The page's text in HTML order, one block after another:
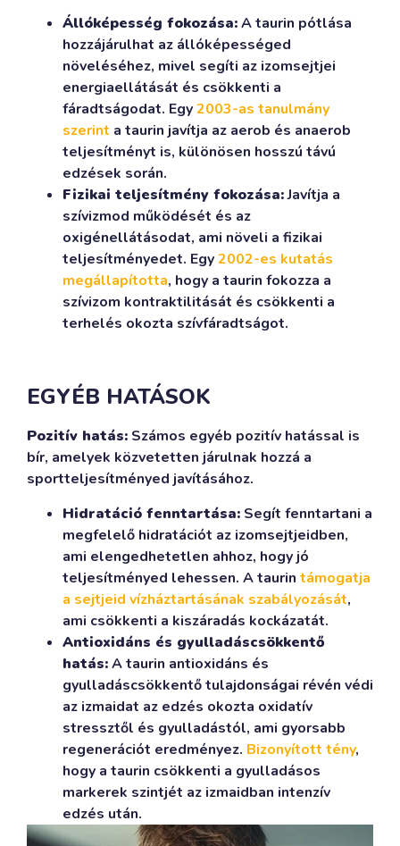
Állóképesség fokozása:A taurin pótlása
hozzájárulhat az állóképességed
növeléséhez, mivel segíti az izomsejtjei
energiaellátását és csökkenti a
fáradtságodat. Egy2003-as tanulmány
szerint a taurin javítja az aerob és anaerob
teljesítményt is, különösen hosszú távú
edzések során.
Fizikai teljesítmény fokozása:Javítja a
szívizmod működését és az
oxigénellátásodat, ami növeli a fizikai
teljesítményedet. Egy2002-es kutatás
megállapította, hogy a taurin fokozza a
szívizom kontraktilitását és csökkenti a
terhelés okozta szívfáradtságot.
EGYÉB HATÁSOK
Pozitív hatás: Számos egyéb pozitív hatással is
bír, amelyek közvetetten járulnak hozzá a
sportteljesítményed javításához.
Hidratáció fenntartása: Segít fenntartani a
megfelelő hidratációt az izomsejtjeidben,
ami elengedhetetlen ahhoz, hogy jó
teljesítményed lehessen. A taurin támogatja
a sejtjeid vízháztartásának szabályozását,
ami csökkenti a kiszáradás kockázatát.
Antioxidáns és gyulladáscsökkentő
hatás:A taurin antioxidáns és
gyulladáscsökkentő tulajdonságai révén védi
az izmaidat az edzés okozta oxidatív
stressztől és gyulladástól, ami gyorsabb
regenerációt eredményez. Bizonyított tény,
hogy a taurin csökkenti a gyulladásos
markerek szintjét az izmaidban intenzív
edzés után.